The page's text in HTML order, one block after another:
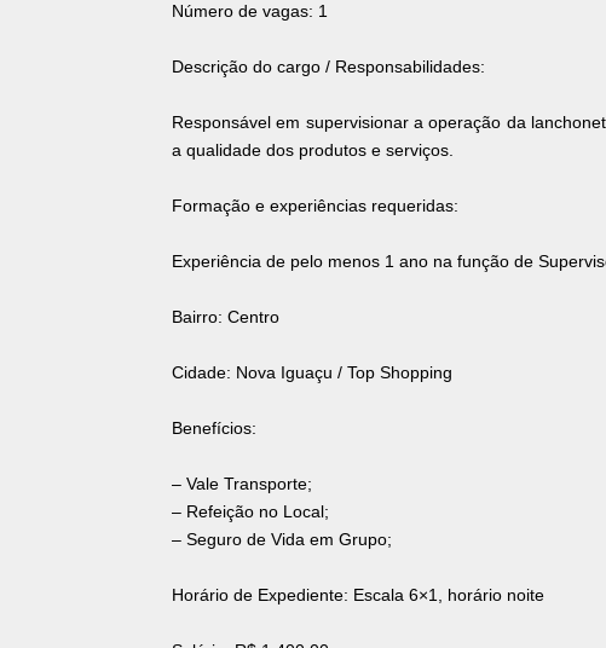
Número de vagas: 1
Descrição do cargo / Responsabilidades:
Responsável em supervisionar a operação da
a qualidade dos produtos e serviços.
Formação e experiências requeridas:
Experiência de pelo menos 1 ano na função de
Bairro: Centro
Cidade: Nova Iguaçu / Top Shopping
Benefícios:
– Vale Transporte;
– Refeição no Local;
– Seguro de Vida em Grupo;
Horário de Expediente: Escala 6×1, horário noite